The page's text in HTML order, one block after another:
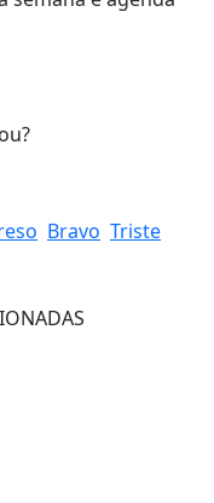
Bravo Triste